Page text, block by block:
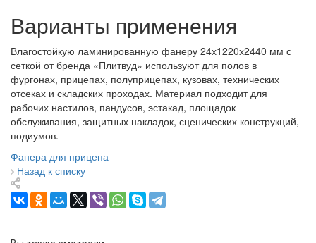
Варианты применения
Влагостойкую ламинированную фанеру 24х1220х2440 мм с
сеткой от бренда «Плитвуд» используют для полов в
фургонах, прицепах, полуприцепах, кузовах, технических
отсеках и складских проходах. Материал подходит для
рабочих настилов, пандусов, эстакад, площадок
обслуживания, защитных накладок, сценических конструкций,
подиумов.
Фанера для прицепа
Назад к списку